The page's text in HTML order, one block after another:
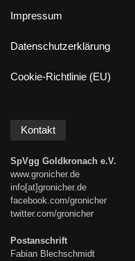
Impressum
Datenschutzerklärung
Cookie-Richtlinie (EU)
Kontakt
SpVgg Goldkronach e.V.
www.gronicher.de
info[at]gronicher.de
facebook.com/gronicher
twitter.com/gronicher
Postanschrift
Fabian Blechschmidt